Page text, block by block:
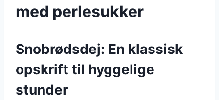
med perlesukker
Snobrødsdej: En klassisk
opskrift til hyggelige
stunder